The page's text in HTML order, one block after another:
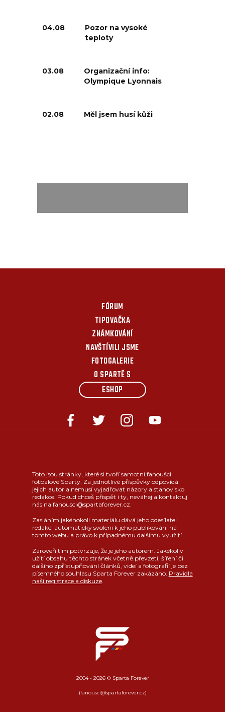
04.08
Pozor na vysoké
teploty
03.08
Organizační info:
Olympique Lyonnais
02.08 Měl jsem husí kůži
FÓRUM
TIPOVAČKA
ZNÁMKOVÁNÍ
NAVŠTÍVILI JSME
FOTOGALERIE
O SPARTĚ S
ESHOP
Toto jsou stránky, které si tvoří samotní fanoušci
fotbalové Sparty. Za jednotlivé příspěvky odpovídá
jejich autor a nemusí vyjadřovat názory a stanovisko
redakce. Pokud chceš přispět i ty, neváhej a kontaktuj
nás na fanousci@spartaforever.cz.
Zasláním jakéhokoli materiálu dává jeho odesílatel
redakci automaticky svolení k jeho publikování na
tomto webu a právo k případnému dalšímu využití.
Zároveň tím potvrzuje, že je jeho autorem. Jakékoliv
užití obsahu těchto stránek včetně převzetí, šíření či
dalšího zpřístupňování článků, videí a fotografií je bez
písemného souhlasu Sparta Forever zakázáno. Pravidla
naší registrace a diskuze.
2004 - 2026 © Sparta Forever
(fanousci@spartaforever.cz)